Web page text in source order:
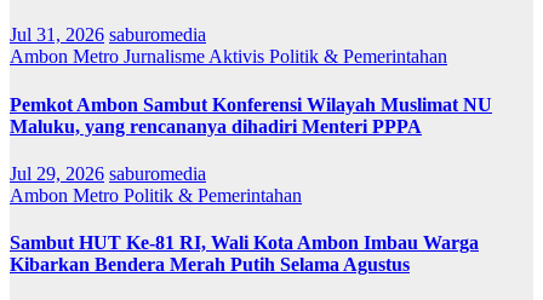
Jul 31, 2026 saburomedia
Ambon Metro Jurnalisme Aktivis Politik & Pemerintahan
Pemkot Ambon Sambut Konferensi Wilayah Muslimat NU
Maluku, yang rencananya dihadiri Menteri PPPA
Jul 29, 2026 saburomedia
Ambon Metro Politik & Pemerintahan
Sambut HUT Ke-81 RI, Wali Kota Ambon Imbau Warga
Kibarkan Bendera Merah Putih Selama Agustus